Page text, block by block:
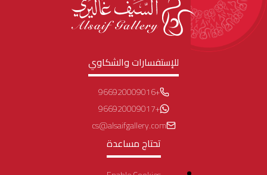
للإستفسارات والشكاوي
+966920009016
+966920009017
cs@alsaifgallery.com
تحتاج مساعدة